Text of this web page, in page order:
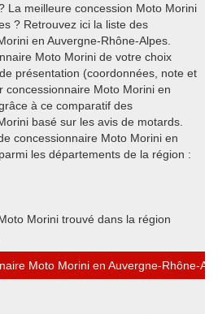
La meilleure concession Moto Morini
? Retrouvez ici la liste des
en Auvergne-Rhône-Alpes.
Moto Morini de votre choix
présentation (coordonnées, note et
concessionnaire Moto Morini en
à ce comparatif des
basé sur les avis de motards.
concessionnaire Moto Morini en
les départements de la région :
Morini trouvé dans la région
Moto Morini en Auvergne-Rhône-